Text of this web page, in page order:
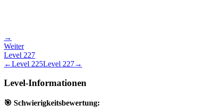
→
Weiter
Level 227
←Level 225Level 227→
Level-Informationen
🎯 Schwierigkeitsbewertung: